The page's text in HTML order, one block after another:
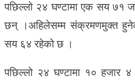
पछिल्लो २४ घण्टामा एक सय ७१
छन् ।अहिलेसम्म संक्रमणमुक्त
सय ६४ रहेको छ ।
पछिल्लो २४ घण्टामा १० हजार